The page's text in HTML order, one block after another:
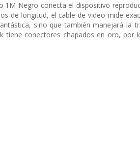
1M Negro conecta el dispositivo
de longitud, el cable de video mide
sino que también manejará la
tiene conectores chapados en oro, por